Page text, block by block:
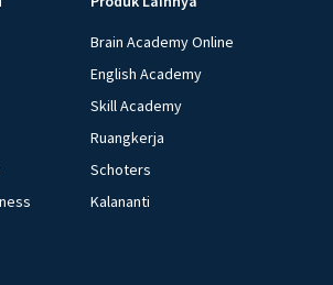
Brain Academy Online
English Academy
Skill Academy
Ruangkerja
Schoters
Kalananti